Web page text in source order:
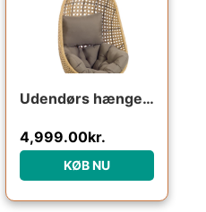
Udendørs hængekøjestol Kave Home Cira i polyrattan med grå pude og stålstel inkl. stativ, vejrbestandigt nordisk design
4,999.00kr.
KØB NU